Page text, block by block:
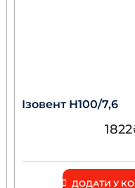
Ізовент Н100/7,6
1822
ДОДАТИ У